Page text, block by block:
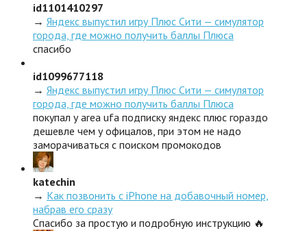
id1101410297
→ Яндекс выпустил игру Плюс Сити — симулятор
города, где можно получить баллы Плюса
спасибо
id1099677118
→ Яндекс выпустил игру Плюс Сити — симулятор
города, где можно получить баллы Плюса
покупал у area ufa подписку яндекс плюс гораздо
дешевле чем у офицалов, при этом не надо
заморачиваться с поиском промокодов
katechin
→ Как позвонить с iPhone на добавочный номер,
набрав его сразу
Спасибо за простую и подробную инструкцию 🔥